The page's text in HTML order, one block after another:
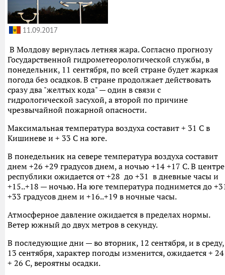
11.09.2017
В Молдову вернулась летняя жара. Согласно прогнозу
Государственной гидрометеорологической службы, в
понедельник, 11 сентября, по всей стране будет жаркая
погода без осадков. В стране продолжает действовать
сразу два "желтых кода" — один в связи с
гидрологической засухой, а второй по причине
чрезвычайной пожарной опасности.
Максимальная температура воздуха составит + 31 С в
Кишиневе и + 33 С на юге.
В понедельник на севере температура воздуха составит
днем +26 +29 градусов днем, а ночью +14 +17 С. В центре
республики ожидается от +28 до +31 в дневные часы и
+15..+18 — ночью. На юге температура поднимется до
+33 градусов днем и +16..+19 в ночные часы.
Атмосферное давление ожидается в пределах нормы.
Ветер южный до двух метров в секунду.
В последующие дни — во вторник, 12 сентября, и в среду,
13 сентября, характер погоды изменится, ожидается + 24
+ 26 С, вероятны осадки.